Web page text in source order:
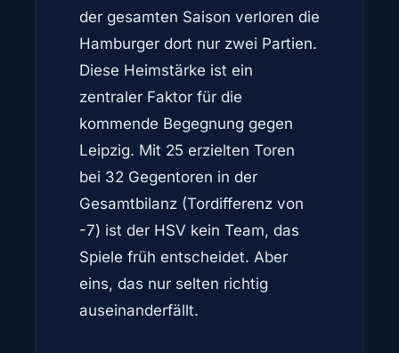
der gesamten Saison verloren die
Hamburger dort nur zwei Partien.
Diese Heimstärke ist ein
zentraler Faktor für die
kommende Begegnung gegen
Leipzig. Mit 25 erzielten Toren
bei 32 Gegentoren in der
Gesamtbilanz (Tordifferenz von
-7) ist der HSV kein Team, das
Spiele früh entscheidet. Aber
eins, das nur selten richtig
auseinanderfällt.